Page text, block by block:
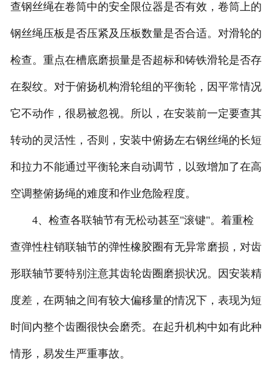
查钢丝绳在卷筒中的安全限位器是否有效，卷筒上的
钢丝绳压板是否压紧及压板数量是否合适。对滑轮的
检查。重点在槽底磨损量是否超标和铸铁滑轮是否存
在裂纹。对于俯扬机构滑轮组的平衡轮，因平常情况
它不动作，很易被忽视。所以，在安装前一定要查其
转动的灵活性，否则，安装中俯扬左右钢丝绳的长短
和拉力不能通过平衡轮来自动调节，以致增加了在高
空调整俯扬绳的难度和作业危险程度。
4、检查各联轴节有无松动甚至"滚键"。着重检
查弹性柱销联轴节的弹性橡胶圈有无异常磨损，对齿
形联轴节要特别注意其齿轮齿圈磨损状况。因安装精
度差，在两轴之间有较大偏移量的情况下，表现为短
时间内整个齿圈很快会磨秃。在起升机构中如有此种
情形，易发生严重事故。